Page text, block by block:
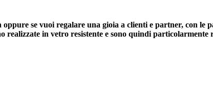
se vuoi regalare una gioia a clienti e partner, con le
realizzate in vetro resistente e sono quindi particolarmente